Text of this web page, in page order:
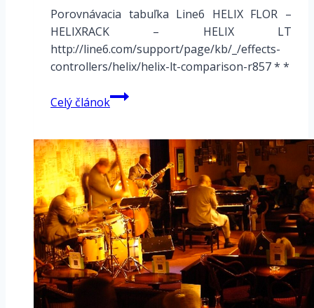
Porovnávacia tabuľka Line6 HELIX FLOR –
HELIXRACK – HELIX LT
http://line6.com/support/page/kb/_/effects-
controllers/helix/helix-lt-comparison-r857 * *
Celý článokLine6
HELIX
HELIX
FLORBOARD
–
HELIX
RACK
–
HELIX
LT